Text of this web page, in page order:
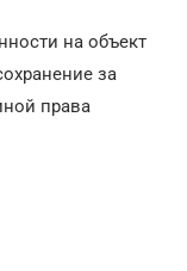
на объект
за
права